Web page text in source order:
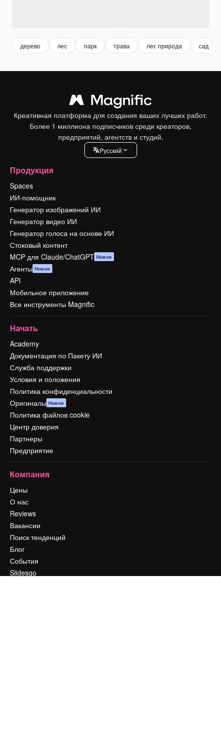
дерево лес парк трава лес природа сад
Креативная платформа для создания ваших лучших работ.
Более 1 миллиона подписчиков среди креаторов,
предприятий, агентств и студий.
Pусский
Продукция
Spaces
ИИ-помощник
Генератор изображений ИИ
Генератор видео ИИ
Генератор голоса на основе ИИ
Стоковый контент
MCP для Claude/ChatGPT Новое
Агенты Новое
API
Мобильное приложение
Все инструменты Magnific
Начать
Academy
Документация по Пакету ИИ
Служба поддержки
Условия и положения
Политика конфиденциальности
Оригиналы Новое
Политика файлов cookie
Центр доверия
Партнеры
Предприятие
Компания
Цены
О нас
Reviews
Вакансии
Поиск тенденций
Блог
События
Slidesgo